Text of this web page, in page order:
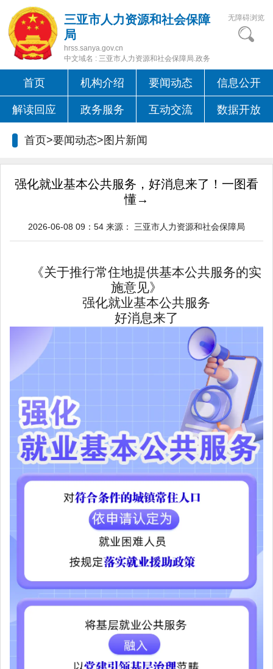
三亚市人力资源和社会保障
局
hrss.sanya.gov.cn
中文域名 : 三亚市人力资源和社会保障局.政务
无障碍浏览
首页 机构介绍 要闻动态 信息公开
解读回应 政务服务 互动交流 数据开放
首页>要闻动态> 图片新闻
强化就业基本公共服务，好消息来了！一图看
懂→
2026-06-08 09：54 来源： 三亚市人力资源和社会保障局
《关于推行常住地提供基本公共服务的实
施意见》
强化就业基本公共服务
好消息来了